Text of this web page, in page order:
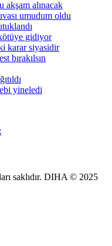
saklıdır. DIHA © 2025